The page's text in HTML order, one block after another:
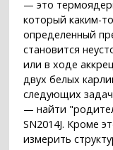
— это
который каким-
определенный
становится
или в ходе
двух белых
следующих
— найти
SN2014J. Кроме
измерить